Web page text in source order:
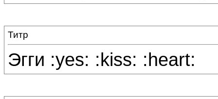
Титр
Эгги :yes: :kiss: :heart: